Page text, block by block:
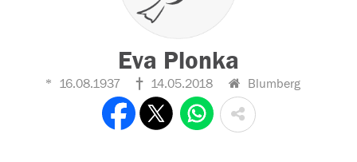
Eva Plonka
16.08.1937 14.05.2018 Blumberg